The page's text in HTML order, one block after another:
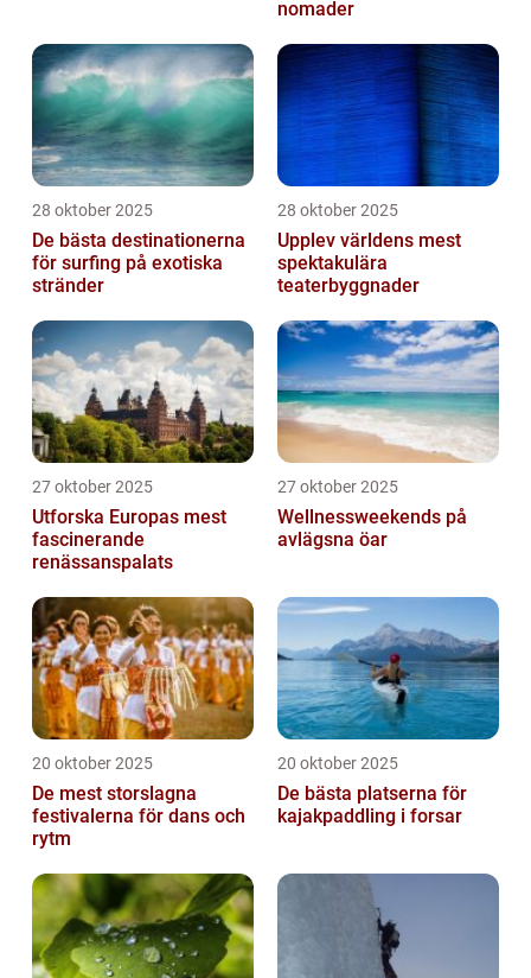
nomader
28 oktober 2025
De bästa destinationerna
för surfing på exotiska
stränder
28 oktober 2025
Upplev världens mest
spektakulära
teaterbyggnader
27 oktober 2025
Utforska Europas mest
fascinerande
renässanspalats
27 oktober 2025
Wellnessweekends på
avlägsna öar
20 oktober 2025
De mest storslagna
festivalerna för dans och
rytm
20 oktober 2025
De bästa platserna för
kajakpaddling i forsar